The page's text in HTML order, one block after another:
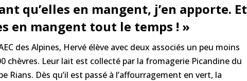
qu’elles en mangent, j’en apporte. Et
en mangent tout le temps ! »
des Alpines, Hervé élève avec deux associés un peu moins
chèvres. Leur lait est collecté par la fromagerie Picandine du
Rians. Dès qu’il est passé à l’affourragement en vert, la